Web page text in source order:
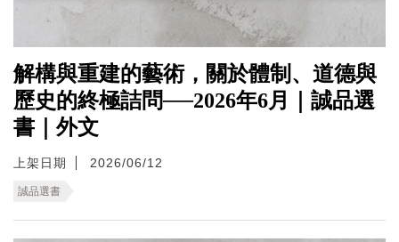
解構與重建的藝術，關於體制、道德與
歷史的終極詰問──2026年6月｜誠品選
書｜外文
上架日期 2026/06/12
誠品選書